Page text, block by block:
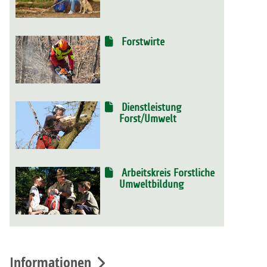
Forstwirte
Dienstleistung
Forst/Umwelt
Arbeitskreis Forstliche
Umweltbildung
Informationen